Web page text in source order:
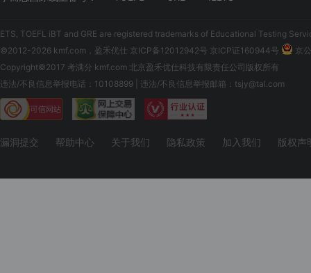
ETS, TOEFL iBT and GRE are registered trademarks of Educational Testing
©2012-2026 kmf.com，盈禾优仕 京ICP备12012942号 京ICP证160944号
京
Copyright©2017 考满分 kmf.com 北京盈禾优仕科技有限责任公司版权所有
违法/不良信息举报电话：10108899 | 违法/不良信息举报邮箱：tsjy@tal.com
漏洞提交 帮助中心 关于我们 隐私政策 加入我们 版权声